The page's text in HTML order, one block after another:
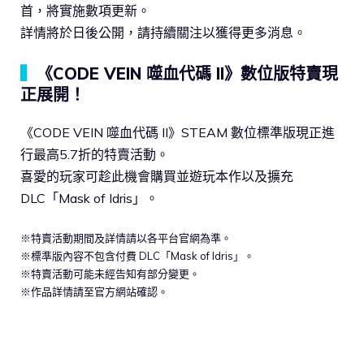
首，將實施數項更新。
詳情將於日後公開，請持續關注以獲得更多消息。
《CODE VEIN 噬血代碼 II》數位版特賣現
正展開！
《CODE VEIN 噬血代碼 II》STEAM 數位標準版現正進
行最高5.7折的特賣活動。
喜愛的玩家可趁此機會購買並遊玩本作以及擴充
DLC「Mask of Idris」。
※特賣活動期間及詳情請以各平台官網為準。
※標準版內容不包含付費 DLC「Mask of Idris」。
※特賣活動可能未經告知有部分變更。
※作品詳情請至官方網站確認。